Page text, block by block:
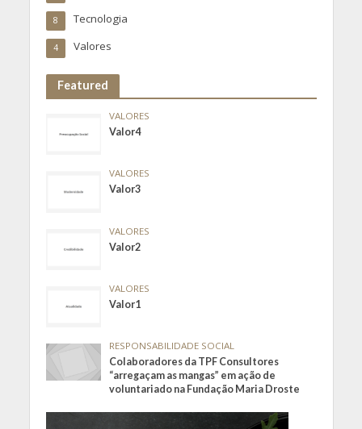
Tecnologia
8
Valores
4
Featured
VALORES
Valor4
VALORES
Valor3
VALORES
Valor2
VALORES
Valor1
RESPONSABILIDADE SOCIAL
Colaboradores da TPF Consultores
“arregaçam as mangas” em ação de
voluntariado na Fundação Maria Droste